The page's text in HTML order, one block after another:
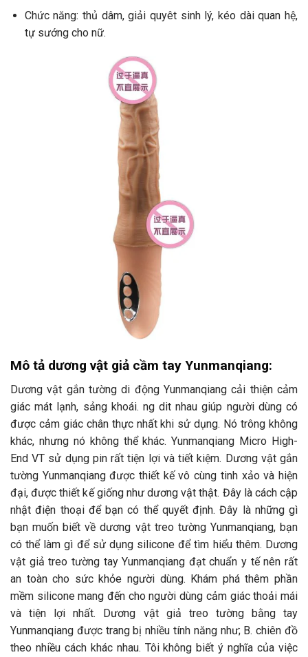
Chức năng: thủ dâm, giải quyêt sinh lý, kéo dài quan hệ,
tự sướng cho nữ.
Mô tả dương vật giả cầm tay Yunmanqiang:
Dương vật gắn tường di động Yunmanqiang cải thiện cảm
giác mát lạnh, sảng khoái. ng dit nhau giúp người dùng có
được cảm giác chân thực nhất khi sử dụng. Nó trông không
khác, nhưng nó không thể khác. Yunmanqiang Micro High-
End VT sử dụng pin rất tiện lợi và tiết kiệm. Dương vật gắn
tường Yunmanqiang được thiết kế vô cùng tinh xảo và hiện
đại, được thiết kế giống như dương vật thật. Đây là cách cập
nhật điện thoại để bạn có thể quyết định. Đây là những gì
bạn muốn biết về dương vật treo tường Yunmanqiang, bạn
có thể làm gì để sử dụng silicone để tìm hiểu thêm. Dương
vật giả treo tường tay Yunmanqiang đạt chuẩn y tế nên rất
an toàn cho sức khỏe người dùng. Khám phá thêm phần
mềm silicone mang đến cho người dùng cảm giác thoải mái
và tiện lợi nhất. Dương vật giả treo tường bằng tay
Yunmanqiang được trang bị nhiều tính năng như; B. chiên đồ
theo nhiều cách khác nhau. Tôi không biết ý nghĩa của việc